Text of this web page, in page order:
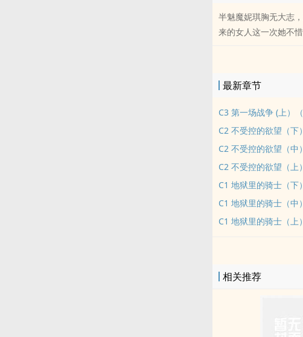
半魅魔妮琪胸无大志
来的女人这一次她不
最新章节
C3 第一场战争 (上）（
C2 不受控的欲望（下
C2 不受控的欲望（中
C2 不受控的欲望（上）
C1 地狱里的骑士（下
C1 地狱里的骑士（中
C1 地狱里的骑士（上）
相关推荐